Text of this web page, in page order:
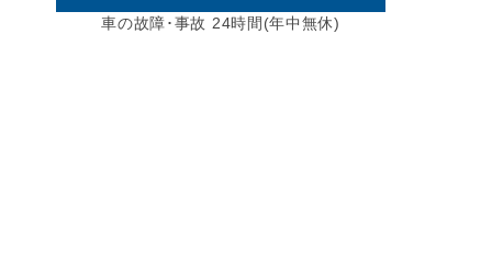
車の故障･事故 24時間(年中無休)